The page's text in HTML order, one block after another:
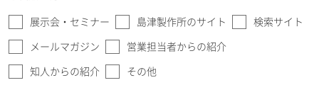
展示会・セミナー 島津製作所のサイト 検索サイト
メールマガジン 営業担当者からの紹介
知人からの紹介 その他